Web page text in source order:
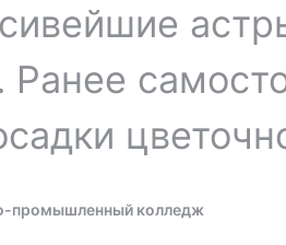
Ранее
промышленный колледж